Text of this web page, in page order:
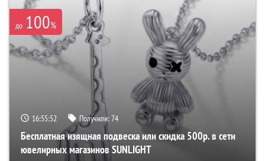
до 100%
16:55:51 Получили:74
Бесплатная изящная подвеска или скидка 500р. в сети
ювелирных магазинов SUNLIGHT